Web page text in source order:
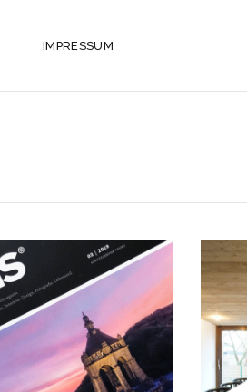
IMPRESSUM